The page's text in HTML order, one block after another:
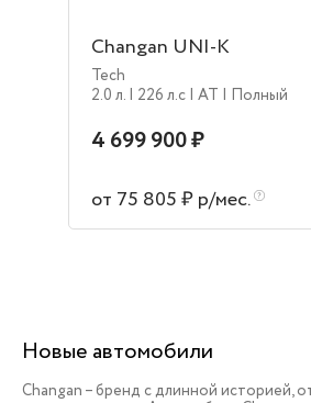
Changan UNI-K
Tech
2.0 л. | 226 л.c | AT | Полный
4 699 900 ₽
от 75 805 ₽ р/мес.
Новые автомобили
Changan – бренд с длинной историей,